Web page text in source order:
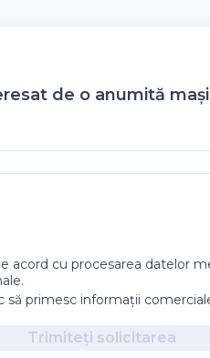
de o anumită
acord cu procesarea datelor
să primesc informații
Trimiteți solicitarea